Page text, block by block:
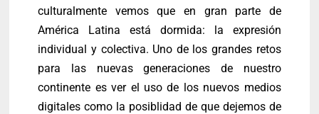
culturalmente vemos que en gran parte de
América Latina está dormida: la expresión
individual y colectiva. Uno de los grandes retos
para las nuevas generaciones de nuestro
continente es ver el uso de los nuevos medios
digitales como la posiblidad de que dejemos de